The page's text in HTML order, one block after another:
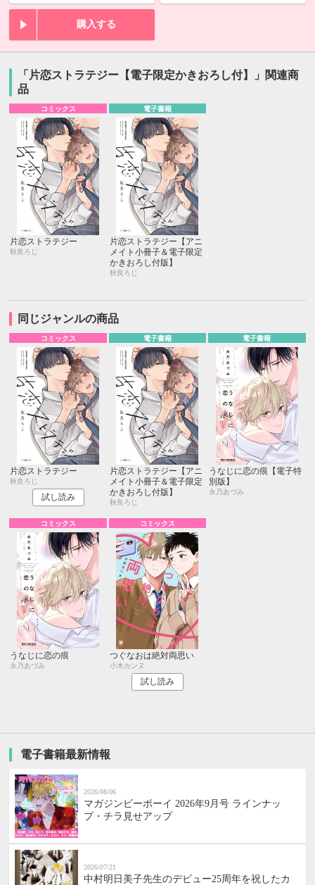
購入する
「片恋ストラテジー【電子限定かきおろし付】」関連商
品
コミックス
片恋ストラテジー
秋良ろじ
電子書籍
片恋ストラテジー【アニ
メイト小冊子＆電子限定
かきおろし付版】
秋良ろじ
同じジャンルの商品
コミックス
片恋ストラテジー
秋良ろじ
試し読み
電子書籍
片恋ストラテジー【アニ
メイト小冊子＆電子限定
かきおろし付版】
秋良ろじ
電子書籍
うなじに恋の痕【電子特
別版】
永乃あづみ
コミックス
うなじに恋の痕
永乃あづみ
コミックス
つぐなおは絶対両思い
小木カンヌ
試し読み
電子書籍最新情報
2026/08/06
マガジンビーボーイ 2026年9月号 ラインナッ
プ・チラ見せアップ
2026/07/21
中村明日美子先生のデビュー25周年を祝したカ